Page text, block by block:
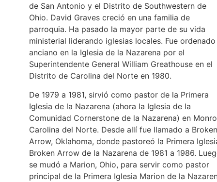
de San Antonio y el Distrito de Southwestern de
Ohio. David Graves creció en una familia de
parroquia. Ha pasado la mayor parte de su vida
ministerial liderando iglesias locales. Fue
anciano en la Iglesia de la Nazarena por el
Superintendente General William Greathouse en el
Distrito de Carolina del Norte en 1980.
De 1979 a 1981, sirvió como pastor de la Primera
Iglesia de la Nazarena (ahora la Iglesia de la
Comunidad Cornerstone de la Nazarena) en
Carolina del Norte. Desde allí fue llamado a Broken
Arrow, Oklahoma, donde pastoreó la Primera
Broken Arrow de la Nazarena de 1981 a 1986.
se mudó a Marion, Ohio, para servir como pastor
principal de la Primera Iglesia Marion de la